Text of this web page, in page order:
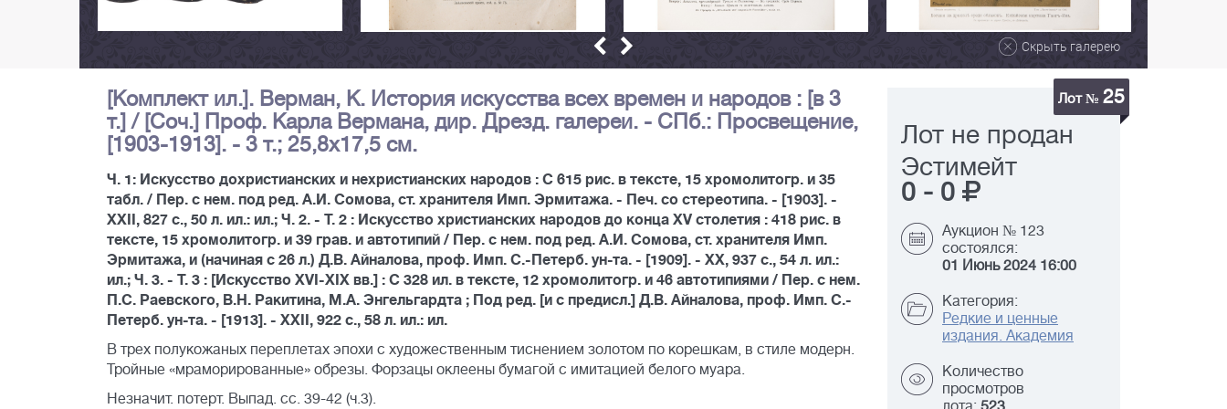
Скрыть галерею
[Комплект ил.]. Верман, К. История искусства всех времен и народов : [в 3
т.] / [Соч.] Проф. Карла Вермана, дир. Дрезд. галереи. - СПб.: Просвещение,
[1903-1913]. - 3 т.; 25,8х17,5 см.
Ч. 1: Искусство дохристианских и нехристианских народов : С 615 рис. в тексте, 15 хромолитогр. и 35
табл. / Пер. с нем. под ред. А.И. Сомова, ст. хранителя Имп. Эрмитажа. - Печ. со стереотипа. - [1903]. -
XXII, 827 с., 50 л. ил.: ил.; Ч. 2. - Т. 2 : Искусство христианских народов до конца XV столетия : 418 рис. в
тексте, 15 хромолитогр. и 39 грав. и автотипий / Пер. с нем. под ред. А.И. Сомова, ст. хранителя Имп.
Эрмитажа, и (начиная с 26 л.) Д.В. Айналова, проф. Имп. С.-Петерб. ун-та. - [1909]. - XX, 937 с., 54 л. ил.:
ил.; Ч. 3. - Т. 3 : [Искусство XVI-XIX вв.] : С 328 ил. в тексте, 12 хромолитогр. и 46 автотипиями / Пер. с нем.
П.С. Раевского, В.Н. Ракитина, М.А. Энгельгардта ; Под ред. [и с предисл.] Д.В. Айналова, проф. Имп. С.-
Петерб. ун-та. - [1913]. - XXII, 922 с., 58 л. ил.: ил.
В трех полукожаных переплетах эпохи с художественным тиснением золотом по корешкам, в стиле модерн.
Тройные «мраморированные» обрезы. Форзацы оклеены бумагой с имитацией белого муара.
Незначит. потерт. Выпад. сс. 39-42 (ч.3).
Лот № 25
Лот не продан
Эстимейт
0 - 0
Аукцион № 123
состоялся:
01 Июнь 2024 16:00
Категория:
Редкие и ценные
издания. Академия
Количество
просмотров